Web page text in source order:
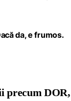
da, e frumos.
precum